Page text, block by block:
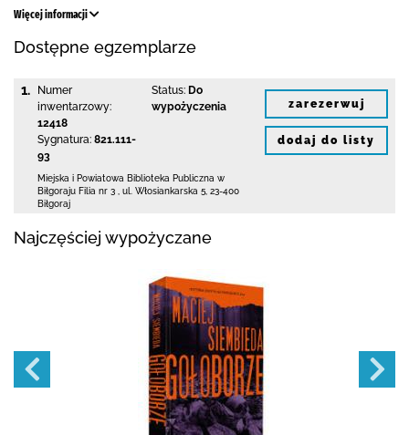
Więcej informacji
Dostępne egzemplarze
1.
Numer
inwentarzowy:
12418
Sygnatura: 821.111-
93
Status: Do
wypożyczenia
Miejska i Powiatowa Biblioteka Publiczna w
Biłgoraju Filia nr 3
ul. Włosiankarska 5 23-400
Biłgoraj
zarezerwuj
dodaj do listy
Najczęściej wypożyczane